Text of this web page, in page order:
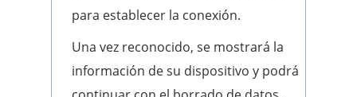
para establecer la conexión.
Una vez reconocido, se mostrará la
información de su dispositivo y podrá